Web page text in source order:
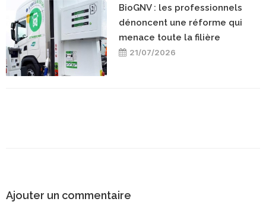
BioGNV : les professionnels
dénoncent une réforme qui
menace toute la filière
21/07/2026
Ajouter un commentaire